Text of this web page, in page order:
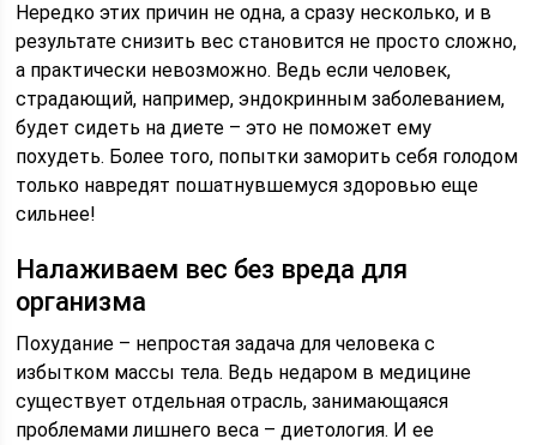
Нередко этих причин не одна, а сразу несколько, и в
результате снизить вес становится не просто сложно,
а практически невозможно. Ведь если человек,
страдающий, например, эндокринным заболеванием,
будет сидеть на диете – это не поможет ему
похудеть. Более того, попытки заморить себя голодом
только навредят пошатнувшемуся здоровью еще
сильнее!
Налаживаем вес без вреда для
организма
Похудание – непростая задача для человека с
избытком массы тела. Ведь недаром в медицине
существует отдельная отрасль, занимающаяся
проблемами лишнего веса – диетология. И ее